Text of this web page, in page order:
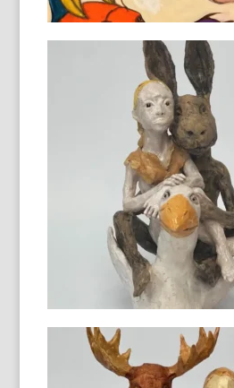
La femme et
55X30X30
La femme et
40X25X35